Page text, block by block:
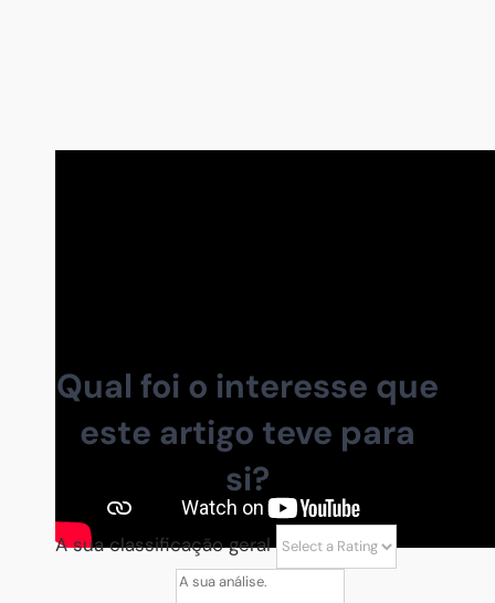
Qual foi o interesse que
este artigo teve para
si?
A sua classificação geral